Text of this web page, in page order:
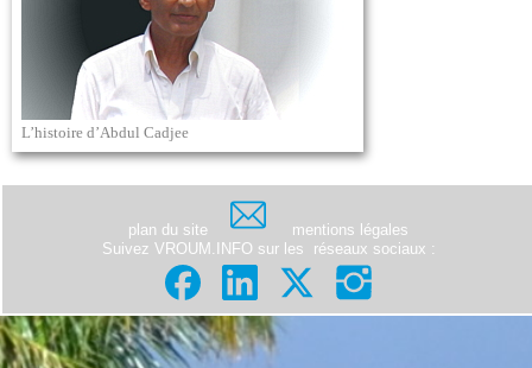
L’histoire d’Abdul Cadjee
plan du site
mentions légales
Suivez VROUM.INFO sur les
réseaux sociaux :